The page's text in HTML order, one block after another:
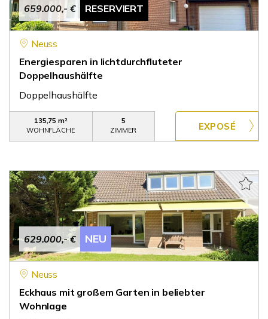
659.000,- € RESERVIERT
Neuss
Energiesparen in lichtdurchfluteter
Doppelhaushälfte
Doppelhaushälfte
135,75 m²
WOHNFLÄCHE
5
ZIMMER
629.000,- € NEU
Neuss
Eckhaus mit großem Garten in beliebter
Wohnlage